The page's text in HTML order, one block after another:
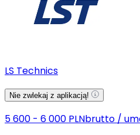
LS Technics
Nie zwlekaj z aplikacją!
5 600 - 6 000 PLNbrutto /